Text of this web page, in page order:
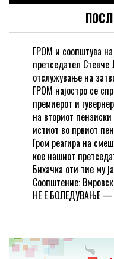
ГРОМ и соопштува
претседател
отслужување на
ГРОМ најостро се
премиерот и
на вториот
истиот во првиот
Гром реагира на
кое нашиот
Бихачка оти тие му
Соопштение:
НЕ Е БОЛЕДУВАЊЕ